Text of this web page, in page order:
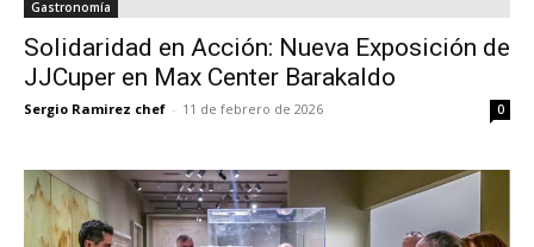
Gastronomía
Solidaridad en Acción: Nueva Exposición de
JJCuper en Max Center Barakaldo
Sergio Ramirez chef - 11 de febrero de 2026 0